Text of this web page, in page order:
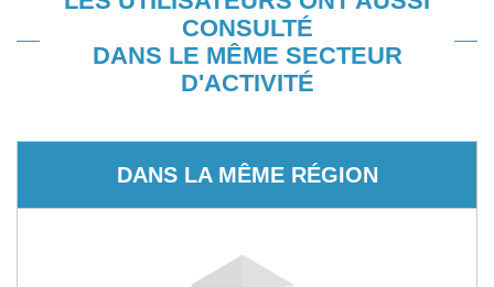
CONSULTÉ
DANS LE MÊME SECTEUR
D'ACTIVITÉ
DANS LA MÊME RÉGION